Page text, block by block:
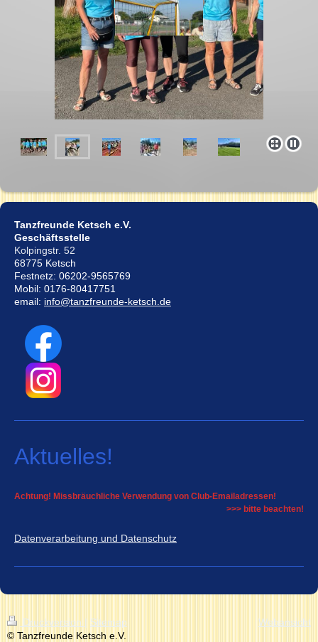
Tanzfreunde Ketsch e.V.
Geschäftsstelle
Kolpingstr. 52
68775 Ketsch
Festnetz: 06202-9565769
Mobil: 0176-80417751
email: info@tanzfreunde-ketsch.de
Aktuelles!
Achtung! Missbräuchliche Verwendung von Club-Emailadressen!
>>> bitte beachten!
Datenverarbeitung und Datenschutz
Druckversion | Sitemap
© Tanzfreunde Ketsch e.V.
Webansicht